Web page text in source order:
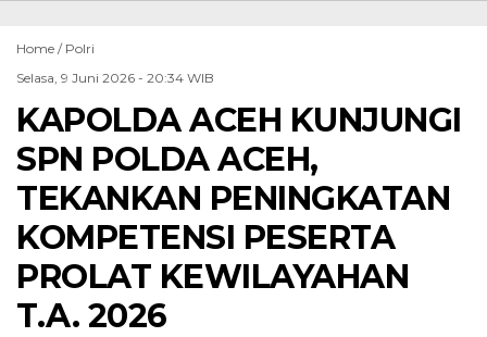
Home / Polri
Selasa, 9 Juni 2026 - 20:34 WIB
KAPOLDA ACEH KUNJUNGI
SPN POLDA ACEH,
TEKANKAN PENINGKATAN
KOMPETENSI PESERTA
PROLAT KEWILAYAHAN
T.A. 2026